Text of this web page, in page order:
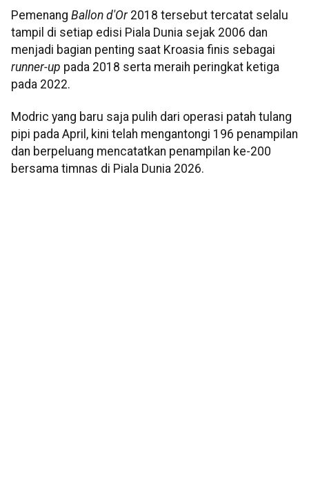
Pemenang Ballon d'Or2018 tersebut tercatat selalu
tampil di setiap edisi Piala Dunia sejak 2006 dan
menjadi bagian penting saat Kroasia finis sebagai
runner-up pada 2018 serta meraih peringkat ketiga
pada 2022.
Modric yang baru saja pulih dari operasi patah tulang
pipi pada April, kini telah mengantongi 196 penampilan
dan berpeluang mencatatkan penampilan ke-200
bersama timnas di Piala Dunia 2026.